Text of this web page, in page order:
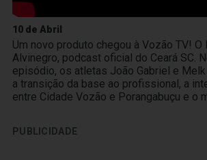
10 de Abril
Um novo produto chegou à Vozão TV! O
Alvinegro, podcast oficial do Ceará SC.
episódio, os atletas João Gabriel e
a transição da base ao profissional, a
entre Cidade Vozão e Porangabuçu e o
PUBLICIDADE